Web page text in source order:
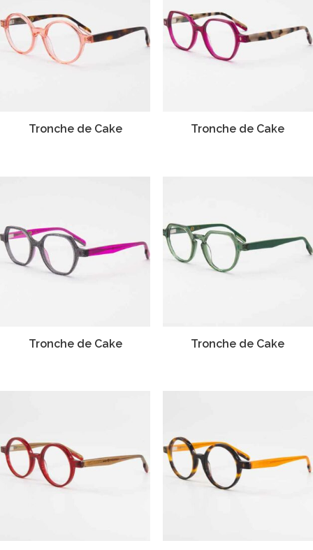
Tronche de Cake Tronche de Cake
Tronche de Cake Tronche de Cake